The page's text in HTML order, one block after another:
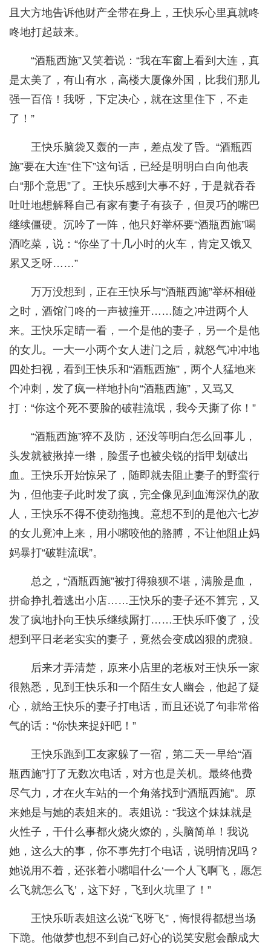
且大方地告诉他财产全带在身上，王快乐心里真就咚
咚地打起鼓来。
“酒瓶西施”又笑着说：“我在车窗上看到大连，真
是太美了，有山有水，高楼大厦像外国，比我们那儿
强一百倍！我呀，下定决心，就在这里住下，不走
了！”
王快乐脑袋又轰的一声，差点发了昏。“酒瓶西
施”要在大连“住下”这句话，已经是明明白白向他表
白“那个意思”了。王快乐感到大事不好，于是就吞吞
吐吐地想解释自己有家有妻子有孩子，但灵巧的嘴巴
继续僵硬。沉吟了一阵，他只好举杯要“酒瓶西施”喝
酒吃菜，说：“你坐了十几小时的火车，肯定又饿又
累又乏呀……”
万万没想到，正在王快乐与“酒瓶西施”举杯相碰
之时，酒馆门咚的一声被撞开……随之冲进两个人
来。王快乐定睛一看，一个是他的妻子，另一个是他
的女儿。一大一小两个女人进门之后，就怒气冲冲地
四处扫视，看到王快乐和“酒瓶西施”，两个人猛地来
个冲刺，发了疯一样地扑向“酒瓶西施”，又骂又
打：“你这个死不要脸的破鞋流氓，我今天撕了你！”
“酒瓶西施”猝不及防，还没等明白怎么回事儿，
头发就被揪掉一绺，脸蛋子也被尖锐的指甲划破出
血。王快乐开始惊呆了，随即就去阻止妻子的野蛮行
为，但他妻子此时发了疯，完全像见到血海深仇的敌
人，王快乐不得不使劲拖拽。意想不到的是他六七岁
的女儿竟冲上来，用小嘴咬他的胳膊，不让他阻止妈
妈暴打“破鞋流氓”。
总之，“酒瓶西施”被打得狼狈不堪，满脸是血，
拼命挣扎着逃出小店……王快乐的妻子还不算完，又
发了疯地扑向王快乐继续厮打……王快乐吓傻了，没
想到平日老老实实的妻子，竟然会变成凶狠的虎狼。
后来才弄清楚，原来小店里的老板对王快乐一家
很熟悉，见到王快乐和一个陌生女人幽会，他起了疑
心，就给王快乐的妻子打电话，而且还说了句非常俗
气的话：“你快来捉奸吧！”
王快乐跑到工友家躲了一宿，第二天一早给“酒
瓶西施”打了无数次电话，对方也是关机。最终他费
尽气力，才在火车站的一个角落找到“酒瓶西施”。原
来她是与她的表姐来的。表姐说：“我这个妹妹就是
火性子，干什么事都火烧火燎的，头脑简单！我说
她，这么大的事，你不事先打个电话，说明情况吗？
她说用不着，还张着小嘴唱什么‘一个人飞啊飞，愿怎
么飞就怎么飞’，这下好，飞到火坑里了！”
王快乐听表姐这么说“飞呀飞”，悔恨得都想当场
下跪。他做梦也想不到自己好心的说笑安慰会酿成大